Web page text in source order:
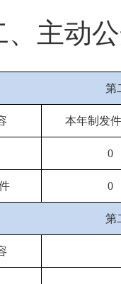
、主动
第
本年制发
0
0
第